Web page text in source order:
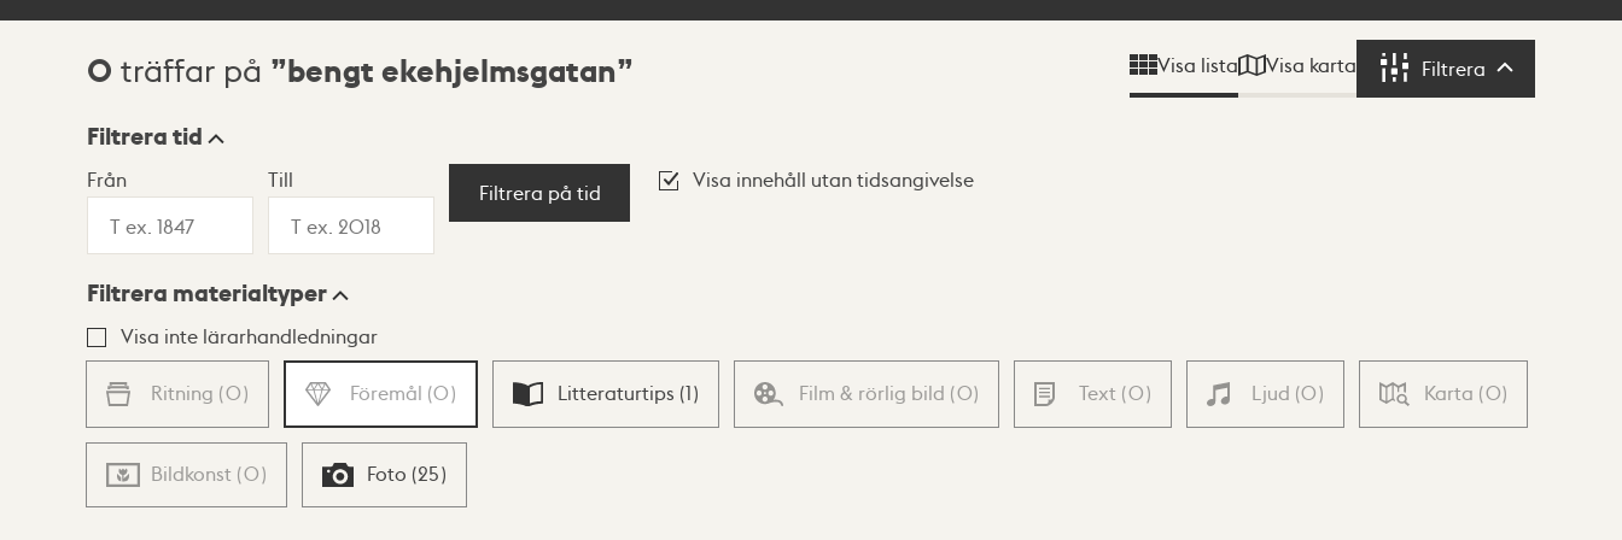
Sökresultat
0 träffar på bengt ekehjelmsgatan Visa lista Visa karta Filtrera Filtrera
Visningsläge
Lista Karta
Filtrera tid
Från Till
Filtrera på tid
Visa innehåll utan tidsangivelse
Filtrera materialtyper
Visa inte lärarhandledningar
Ritning (0) Föremål (0) Litteraturtips (1) Film & rörlig bild (0) Text (0) Ljud (0) Karta (0)
Bildkonst (0) Foto (25)